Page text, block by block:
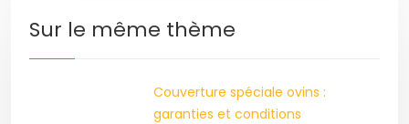
Sur le même thème
Couverture spéciale ovins :
garanties et conditions